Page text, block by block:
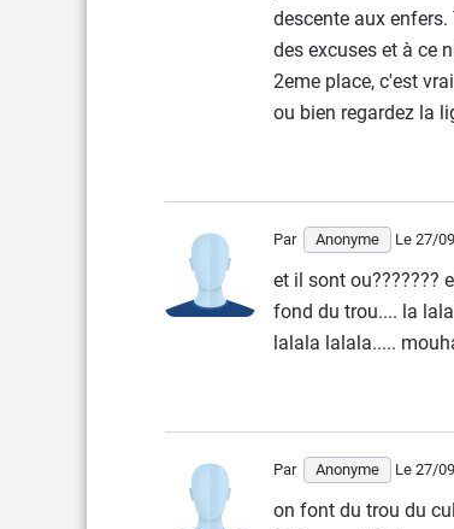
descente aux enfers.
des excuses et à ce
2eme place, c'est
ou bien regardez la
Par Anonyme Le 27/
et il sont ou???????
fond du trou.... la
lalala lalala.....
Par Anonyme Le 27/
on font du trou du